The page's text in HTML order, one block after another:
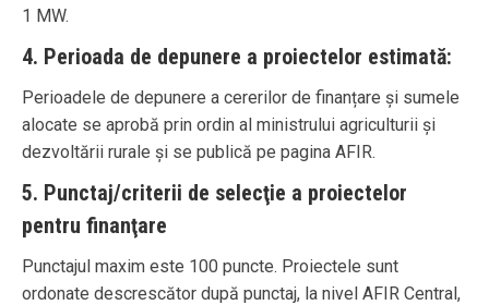
1 MW.
4. Perioada de depunere a proiectelor estimată:
Perioadele de depunere a cererilor de finanțare și sumele
alocate se aprobă prin ordin al ministrului agriculturii și
dezvoltării rurale și se publică pe pagina AFIR.
5. Punctaj/criterii de selecţie a proiectelor
pentru finanţare
Punctajul maxim este 100 puncte. Proiectele sunt
ordonate descrescător după punctaj, la nivel AFIR Central,